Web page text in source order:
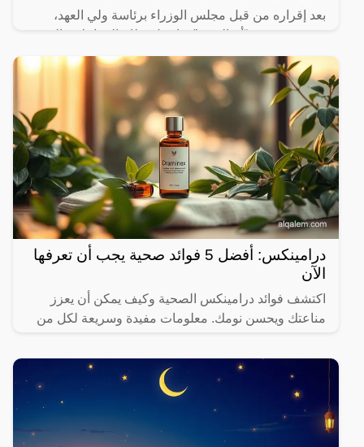
بعد إقراره من قبل مجلس الوزراء برئاسة ولي العهد،
نشرت صحيفة “أم القرى” تفاصيل نظام المعاملات المدنية
الجديد في المملكة العربية السعودية، والذي سيتم تطبيقه
بعد
درامينكس: أفضل 5 فوائد صحية يجب أن تعرفها
الآن
اكتشف فوائد درامينكس الصحية وكيف يمكن أن يعزز
مناعتك ويحسن نومك. معلومات مفيدة وسريعة لكل من